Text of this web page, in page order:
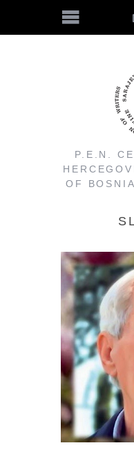
P.E.N.
OF